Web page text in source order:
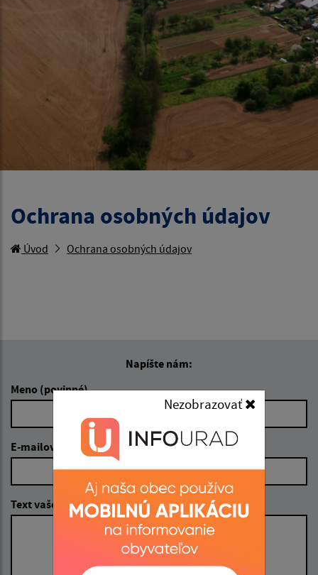
Ochrana osobných údajov
Úvod Ochrana osobných údajov
Napíšte nám:
Meno (povinné)
E-mailová adresa (povinné)
Text vašej správy (povinné)
Nezobrazovať